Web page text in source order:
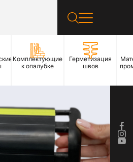
Комплектующие
к опалубке
Герметизация
швов